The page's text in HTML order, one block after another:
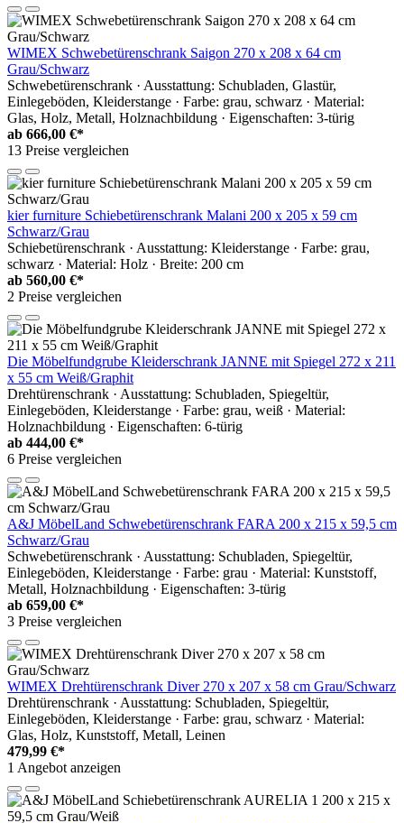
WIMEX Schwebetürenschrank Saigon 270 x 208 x 64 cm
Grau/Schwarz
Schwebetürenschrank · Ausstattung: Schubladen, Glastür,
Einlegeböden, Kleiderstange · Farbe: grau, schwarz · Material:
Glas, Holz, Metall, Holznachbildung · Eigenschaften: 3-türig
ab 666,00 €*
13 Preise vergleichen
kier furniture Schiebetürenschrank Malani 200 x 205 x 59 cm
Schwarz/Grau
Schiebetürenschrank · Ausstattung: Kleiderstange · Farbe: grau,
schwarz · Material: Holz · Breite: 200 cm
ab 560,00 €*
2 Preise vergleichen
Die Möbelfundgrube Kleiderschrank JANNE mit Spiegel 272 x 211
x 55 cm Weiß/Graphit
Drehtürenschrank · Ausstattung: Schubladen, Spiegeltür,
Einlegeböden, Kleiderstange · Farbe: grau, weiß · Material:
Holznachbildung · Eigenschaften: 6-türig
ab 444,00 €*
6 Preise vergleichen
A&J MöbelLand Schwebetürenschrank FARA 200 x 215 x 59,5 cm
Schwarz/Grau
Schwebetürenschrank · Ausstattung: Schubladen, Spiegeltür,
Einlegeböden, Kleiderstange · Farbe: grau · Material: Kunststoff,
Metall, Holznachbildung · Eigenschaften: 3-türig
ab 659,00 €*
3 Preise vergleichen
WIMEX Drehtürenschrank Diver 270 x 207 x 58 cm Grau/Schwarz
Drehtürenschrank · Ausstattung: Schubladen, Spiegeltür,
Einlegeböden, Kleiderstange · Farbe: grau, schwarz · Material:
Glas, Holz, Kunststoff, Metall, Leinen
479,99 €*
1 Angebot anzeigen